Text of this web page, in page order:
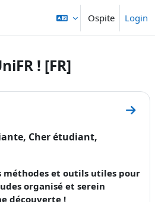
Ospite Login
! [FR]
Vai
Cher étudiant,
méthodes et outilsutiles pour
organisé et serein
découverte !